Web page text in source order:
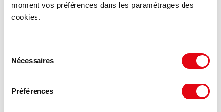
moment vos préférences dans les paramétrages des
cookies.
Nécessaires
Préférences
Consommation énergétique :
Bâtiment économe Bâtiment
≤
A
51 à 110